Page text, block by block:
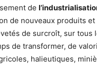
de
de nouveaux produits
de surcroît, sur tous
de transformer, de
halieutiques,